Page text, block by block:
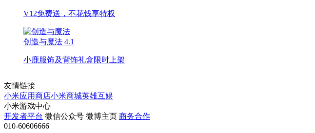
V12免费送，不花钱享特权
创造与魔法 4.1
小鹿服饰及背饰礼盒限时上架
友情链接
小米应用商店小米商城英雄互娱
小米游戏中心
开发者平台 微信公众号 微博主页 商务合作
010-60606666